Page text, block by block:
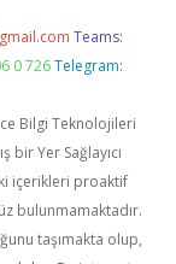
Teams:
0 726 Telegram:
Bilgi Teknolojileri
bir Yer Sağlayıcı
içerikleri proaktif
bulunmamaktadır.
taşımakta olup,